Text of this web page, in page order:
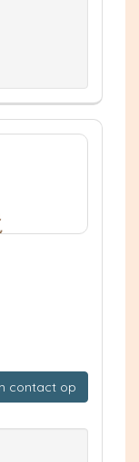
contact op